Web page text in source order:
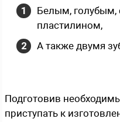
Белым,
пластилином,
А также двумя
Подготовив
приступать к